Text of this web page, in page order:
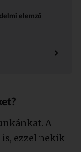
elemző
A
ezzel nekik